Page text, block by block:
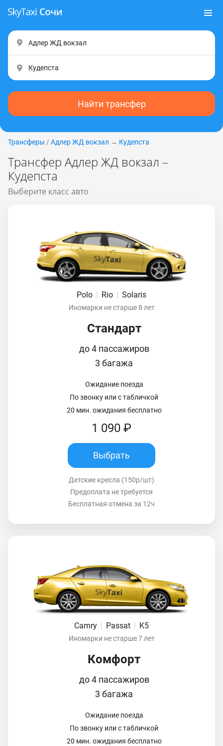
Найти трансфер
Трансферы / Адлер ЖД вокзал → Кудепста
Трансфер Адлер ЖД вокзал –
Кудепста
Выберите класс авто
Polo | Rio | Solaris
Иномарки не старше 8 лет
Стандарт
до 4 пассажиров
3 багажа
Ожидание поезда
По звонку или с табличкой
20 мин. ожидания бесплатно
1 090 ₽
Выбрать
Детские кресла (150р/шт)
Предоплата не требуется
Бесплатная отмена за 12ч
Camry Passat K5
Иномарки не старше 7 лет
Комфорт
до 4 пассажиров
3 багажа
Ожидание поезда
По звонку или с табличкой
20 мин. ожидания бесплатно